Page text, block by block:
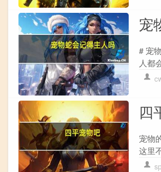
宠
# 宠
人都
四
宠物
这里
sp